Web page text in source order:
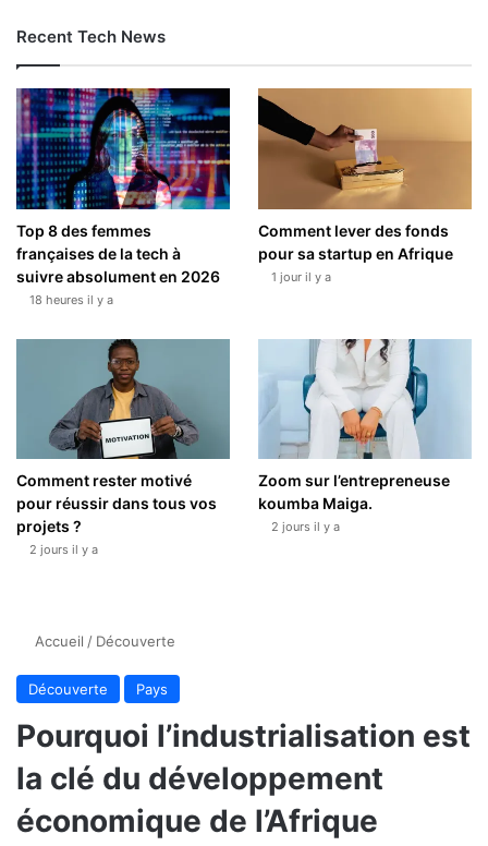
Recent Tech News
Top 8 des femmes
françaises de la tech à
suivre absolument en 2026
18 heures il y a
Comment lever des fonds
pour sa startup en Afrique
1 jour il y a
Comment rester motivé
pour réussir dans tous vos
projets ?
2 jours il y a
Zoom sur l’entrepreneuse
koumba Maiga.
2 jours il y a